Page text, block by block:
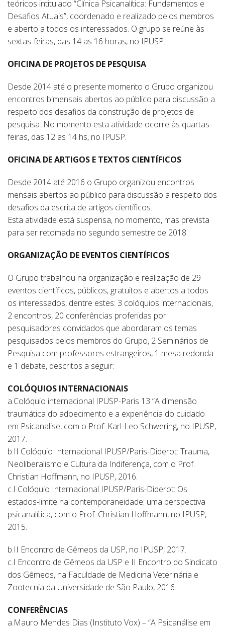
teóricos intitulado “Clínica Psicanalítica: Fundamentos e
Desafios Atuais”, coordenado e realizado pelos membros
e aberto a todos os interessados. O grupo se reúne às
sextas-feiras, das 14 as 16 horas, no IPUSP.
OFICINA DE PROJETOS DE PESQUISA
Desde 2014 até o presente momento o Grupo organizou
encontros bimensais abertos ao público para discussão a
respeito dos desafios da construção de projetos de
pesquisa. No momento esta atividade ocorre às quartas-
feiras, das 12 as 14 hs, no IPUSP.
OFICINA DE ARTIGOS E TEXTOS CIENTÍFICOS
Desde 2014 até 2016 o Grupo organizou encontros
mensais abertos ao público para discussão a respeito dos
desafios da escrita de artigos científicos.
Esta atividade está suspensa, no momento, mas prevista
para ser retomada no segundo semestre de 2018.
ORGANIZAÇÃO DE EVENTOS CIENTÍFICOS
O Grupo trabalhou na organização e realização de 29
eventos científicos, públicos, gratuitos e abertos a todos
os interessados, dentre estes: 3 colóquios internacionais,
2 encontros, 20 conferências proferidas por
pesquisadores convidados que abordaram os temas
pesquisados pelos membros do Grupo, 2 Seminários de
Pesquisa com professores estrangeiros, 1 mesa redonda
e 1 debate, descritos a seguir:
COLÓQUIOS INTERNACIONAIS
a.Colóquio internacional IPUSP-Paris 13 “A dimensão
traumática do adoecimento e a experiência do cuidado
em Psicanalise, com o Prof. Karl-Leo Schwering, no IPUSP,
2017.
b.II Colóquio Internacional IPUSP/Paris-Diderot: Trauma,
Neoliberalismo e Cultura da Indiferença, com o Prof.
Christian Hoffmann, no IPUSP, 2016.
c.I Colóquio Internacional IPUSP/Paris-Diderot: Os
estados-limite na contemporaneidade: uma perspectiva
psicanalítica, com o Prof. Christian Hoffmann, no IPUSP,
2015.
b.II Encontro de Gêmeos da USP, no IPUSP, 2017.
c.I Encontro de Gêmeos da USP e II Encontro do Sindicato
dos Gêmeos, na Faculdade de Medicina Veterinária e
Zootecnia da Universidade de São Paulo, 2016.
CONFERÊNCIAS
a.Mauro Mendes Dias (Instituto Vox) – “A Psicanálise em